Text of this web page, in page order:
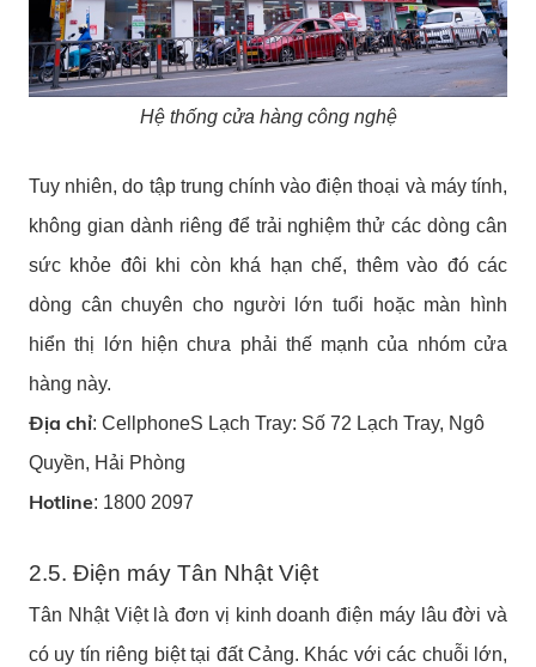
Hệ thống cửa hàng công nghệ
Tuy nhiên, do tập trung chính vào điện thoại và máy tính,
không gian dành riêng để trải nghiệm thử các dòng cân
sức khỏe đôi khi còn khá hạn chế, thêm vào đó các
dòng cân chuyên cho người lớn tuổi hoặc màn hình
hiển thị lớn hiện chưa phải thế mạnh của nhóm cửa
hàng này.
Địa chỉ: CellphoneS Lạch Tray: Số 72 Lạch Tray, Ngô
Quyền, Hải Phòng
Hotline: 1800 2097
2.5. Điện máy Tân Nhật Việt
Tân Nhật Việt là đơn vị kinh doanh điện máy lâu đời và
có uy tín riêng biệt tại đất Cảng. Khác với các chuỗi lớn,